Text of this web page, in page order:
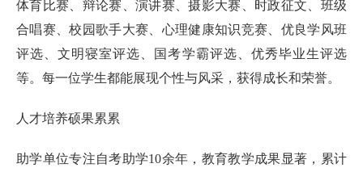
体育比赛、辩论赛、演讲赛、摄影大赛、时政征文、班级
合唱赛、校园歌手大赛、心理健康知识竞赛、优良学风班
评选、文明寝室评选、国考学霸评选、优秀毕业生评选
等。每一位学生都能展现个性与风采，获得成长和荣誉。
人才培养硕果累累
助学单位专注自考助学10余年，教育教学成果显著，累计